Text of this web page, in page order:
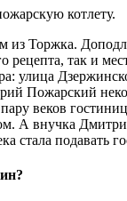
котлету.
из Торжка.
рецепта, так и
улица
Пожарский
веков
А внучка
стала подавать